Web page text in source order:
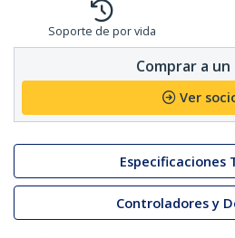
Soporte de por vida
Comprar a un
Ver
Especificaciones
Controladores y